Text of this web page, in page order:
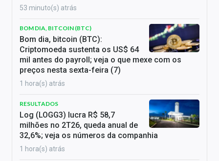
53 minuto(s) atrás
BOM DIA, BITCOIN (BTC)
Bom dia, bitcoin (BTC):
Criptomoeda sustenta os US$ 64
mil antes do payroll; veja o que mexe com os
preços nesta sexta-feira (7)
1 hora(s) atrás
RESULTADOS
Log (LOGG3) lucra R$ 58,7
milhões no 2T26, queda anual de
32,6%; veja os números da companhia
1 hora(s) atrás